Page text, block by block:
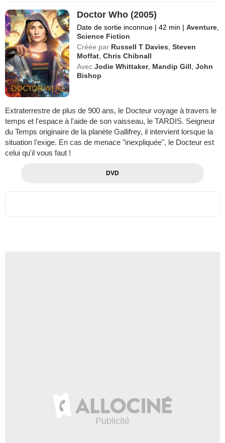
Doctor Who (2005)
Date de sortie inconnue | 42 min | Aventure,
Science Fiction
Créée par Russell T Davies,Steven
Moffat,Chris Chibnall
Avec Jodie Whittaker, Mandip Gill,John
Bishop
Extraterrestre de plus de 900 ans, le Docteur voyage à travers le
temps et l'espace à l'aide de son vaisseau, le TARDIS. Seigneur
du Temps originaire de la planète Gallifrey, il intervient lorsque la
situation l'exige. En cas de menace "inexpliquée", le Docteur est
celui qu'il vous faut !
DVD